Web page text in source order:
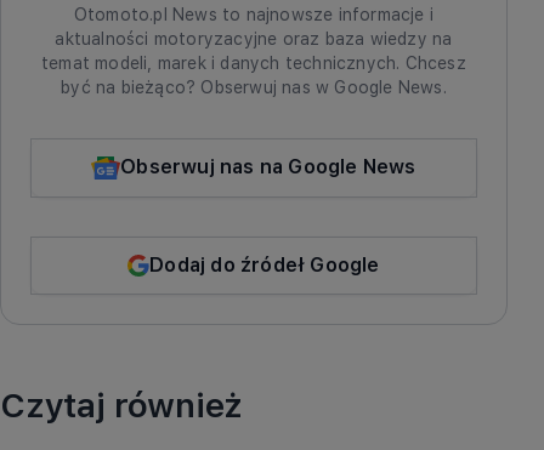
Otomoto.pl News to najnowsze informacje i
aktualności motoryzacyjne oraz baza wiedzy na
temat modeli, marek i danych technicznych. Chcesz
być na bieżąco? Obserwuj nas w Google News.
Obserwuj nas na Google News
Dodaj do źródeł Google
Czytaj również